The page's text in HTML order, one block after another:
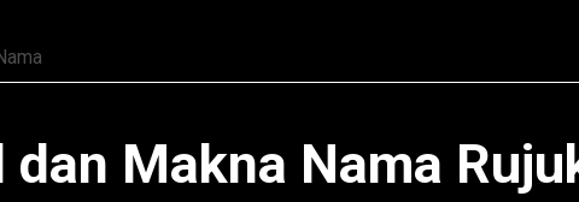
dan Makna Nama